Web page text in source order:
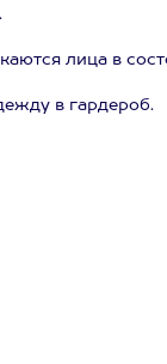
лица в
в гардероб.